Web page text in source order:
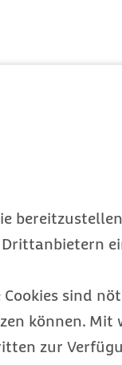
Drittanbietern
sind
können. Mit
zur